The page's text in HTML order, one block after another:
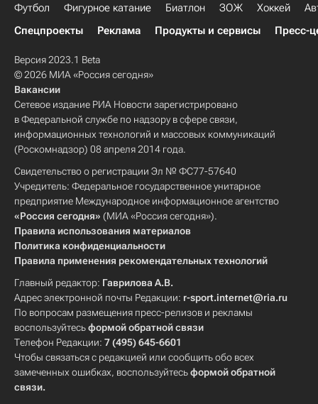
Футбол Фигурное катание Биатлон ЗОЖ Хоккей
Спецпроекты
Реклама Продукты и сервисы Пресс-
Версия 2023.1 Beta
© 2026 МИА «Россия сегодня»
Вакансии
Сетевое издание РИА Новости зарегистрировано
в Федеральной службе по надзору в сфере связи,
информационных технологий и массовых коммуникаций
(Роскомнадзор) 08 апреля 2014 года.
Свидетельство о регистрации Эл № ФС77-57640
Учредитель: Федеральное государственное унитарное
предприятие Международное информационное агентство
«Россия сегодня» (МИА «Россия сегодня»).
Правила использования материалов
Политика конфиденциальности
Правила применения рекомендательных технологий
Главный редактор: Гаврилова А.В.
Адрес электронной почты Редакции: r-sport.internet@ria.ru
По вопросам размещения пресс-релизов и рекламы
воспользуйтесьформой обратной связи
Телефон Редакции: 7 (495) 645-6601
Чтобы связаться с редакцией или сообщить обо всех
замеченных ошибках, воспользуйтесьформой обратной
связи.